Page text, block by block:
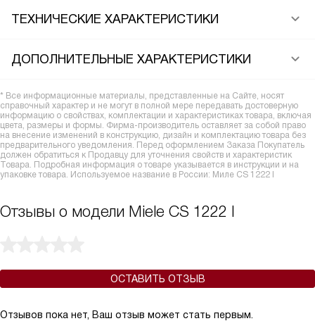
ТЕХНИЧЕСКИЕ ХАРАКТЕРИСТИКИ
ДОПОЛНИТЕЛЬНЫЕ ХАРАКТЕРИСТИКИ
* Все информационные материалы, представленные на Сайте, носят
справочный характер и не могут в полной мере передавать достоверную
информацию о свойствах, комплектации и характеристиках товара, включая
цвета, размеры и формы. Фирма-производитель оставляет за собой право
на внесение изменений в конструкцию, дизайн и комплектацию товара без
предварительного уведомления. Перед оформлением Заказа Покупатель
должен обратиться к Продавцу для уточнения свойств и характеристик
Товара. Подробная информация о товаре указывается в инструкции и на
упаковке товара. Используемое название в России: Миле CS 1222 I
Отзывы о модели Miele CS 1222 I
ОСТАВИТЬ ОТЗЫВ
Отзывов пока нет, Ваш отзыв может стать первым.